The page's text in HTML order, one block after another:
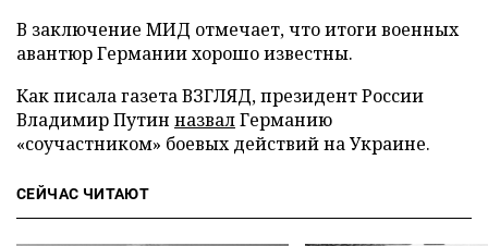
В заключение МИД отмечает, что итоги военных
авантюр Германии хорошо известны.
Как писала газета ВЗГЛЯД, президент России
Владимир Путин назвалГерманию
«соучастником» боевых действий на Украине.
СЕЙЧАС ЧИТАЮТ